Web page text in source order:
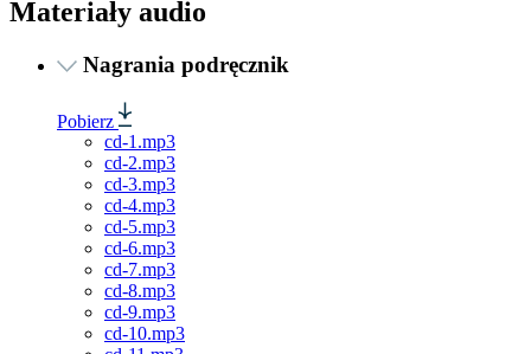
Materiały audio
Nagrania podręcznik
Pobierz
cd-1.mp3
cd-2.mp3
cd-3.mp3
cd-4.mp3
cd-5.mp3
cd-6.mp3
cd-7.mp3
cd-8.mp3
cd-9.mp3
cd-10.mp3